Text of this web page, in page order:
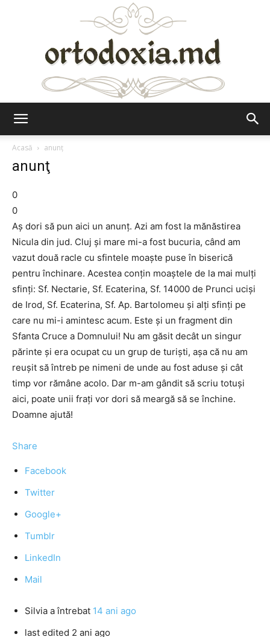
Acasă
anunţ
anunţ
0
0
Aş dori să pun aici un anunţ. Azi am fost la mănăstirea
Nicula din jud. Cluj şi mare mi-a fost bucuria, când am
vazut două racle cu sfintele moaşte puse în biserică
pentru închinare. Acestea conţin moaştele de la mai mulţi
sfinţi: Sf. Nectarie, Sf. Ecaterina, Sf. 14000 de Prunci ucişi
de Irod, Sf. Ecaterina, Sf. Ap. Bartolomeu şi alţi sfinţi pe
care nu mi-i amintesc acum. Este şi un fragment din
Sfanta Cruce a Domnului! Nu am găsit decât un singur
părinte şi era ocupat cu un grup de turişti, aşa că nu am
reuşit să întreb pe nimeni de unde au fost aduse şi cât
timp vor rămâne acolo. Dar m-am gândit să scriu totuşi
aici, poate unii fraţi vor dori să meargă să se închine.
Doamne ajută!
Share
Facebook
Twitter
Google+
Tumblr
LinkedIn
Mail
Silvia a întrebat 14 ani ago
last edited 2 ani ago